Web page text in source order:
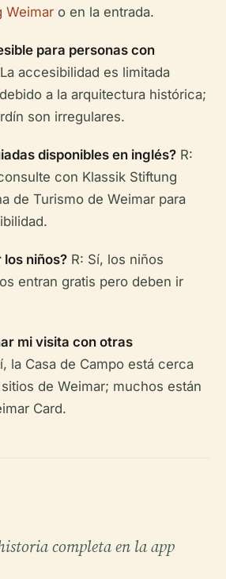
Weimar o en la entrada.
para personas con
accesibilidad es limitada
a la arquitectura histórica;
son irregulares.
disponibles en inglés? R:
con Klassik Stiftung
de Turismo de Weimar para
los niños? R: Sí, los niños
entran gratis pero deben ir
mi visita con otras
la Casa de Campo está cerca
de Weimar; muchos están
Card.
completa en la app